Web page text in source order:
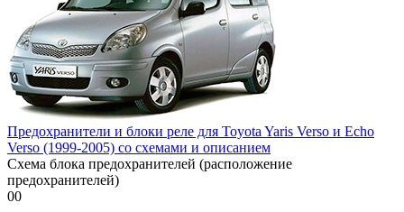
Предохранители и блоки реле для Toyota Yaris Verso и Echo
Verso (1999-2005) со схемами и описанием
Схема блока предохранителей (расположение
предохранителей)
00